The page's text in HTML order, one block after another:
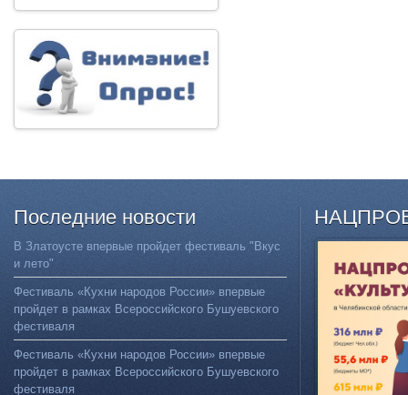
Последние новости
В Златоусте впервые пройдет фестиваль "Вкус
и лето"
Фестиваль «Кухни народов России» впервые
пройдет в рамках Всероссийского Бушуевского
фестиваля
Фестиваль «Кухни народов России» впервые
пройдет в рамках Всероссийского Бушуевского
фестиваля